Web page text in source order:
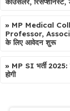
» MP Medical
Professor,
के लिए आवेदन शुरू
» MP SI भर्ती
होगी